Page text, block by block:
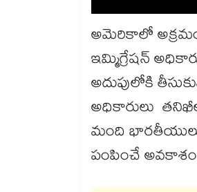
అమెరికాలో
ఇమ్మిగ్రేషన్
అదుపులోకి
అధికారులు
మంది
పంపించే